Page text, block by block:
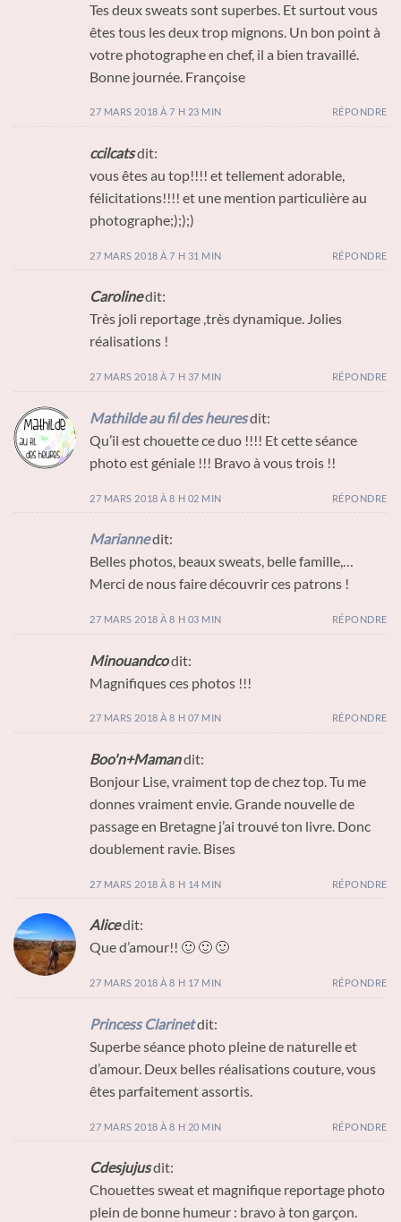
Tes deux sweats sont superbes. Et surtout vous
êtes tous les deux trop mignons. Un bon point à
votre photographe en chef, il a bien travaillé.
Bonne journée. Françoise
27 MARS 2018 À 7 H 23 MIN RÉPONDRE
ccilcatsdit:
vous êtes au top!!!! et tellement adorable,
félicitations!!!! et une mention particulière au
photographe;););)
27 MARS 2018 À 7 H 31 MIN RÉPONDRE
Carolinedit:
Très joli reportage ,très dynamique. Jolies
réalisations !
27 MARS 2018 À 7 H 37 MIN RÉPONDRE
Mathilde au fil des heuresdit:
Qu’il est chouette ce duo !!!! Et cette séance
photo est géniale !!! Bravo à vous trois !!
27 MARS 2018 À 8 H 02 MIN RÉPONDRE
Mariannedit:
Belles photos, beaux sweats, belle famille,…
Merci de nous faire découvrir ces patrons !
27 MARS 2018 À 8 H 03 MIN RÉPONDRE
Minouandcodit:
Magnifiques ces photos !!!
27 MARS 2018 À 8 H 07 MIN RÉPONDRE
Boo'n+Mamandit:
Bonjour Lise, vraiment top de chez top. Tu me
donnes vraiment envie. Grande nouvelle de
passage en Bretagne j’ai trouvé ton livre. Donc
doublement ravie. Bises
27 MARS 2018 À 8 H 14 MIN RÉPONDRE
Alicedit:
Que d’amour!! 🙂 🙂 🙂
27 MARS 2018 À 8 H 17 MIN RÉPONDRE
Princess Clarinetdit:
Superbe séance photo pleine de naturelle et
d’amour. Deux belles réalisations couture, vous
êtes parfaitement assortis.
27 MARS 2018 À 8 H 20 MIN RÉPONDRE
Cdesjujusdit:
Chouettes sweat et magnifique reportage photo
plein de bonne humeur : bravo à ton garçon.